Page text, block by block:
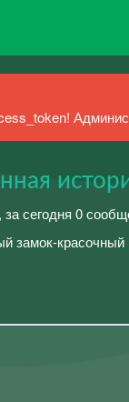
за сегодня 0
замок-красочный